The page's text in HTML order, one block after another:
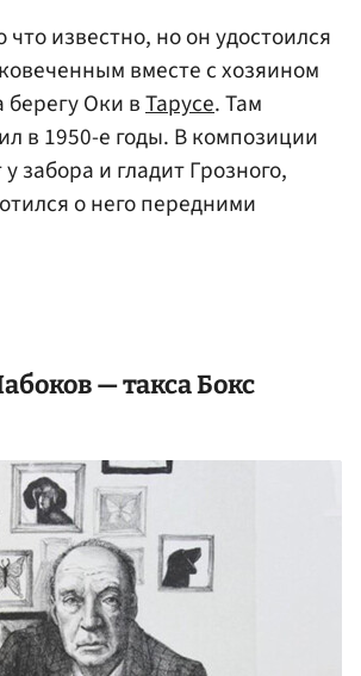
известно, но он удостоился
вместе с хозяином
Оки вТарусе. Там
в 1950-е годы. В композиции
забора и гладит Грозного,
о него передними
— такса Бокс